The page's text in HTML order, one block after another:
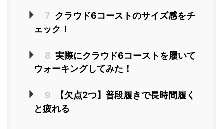
7 クラウド6コーストのサイズ感をチ
ェック！
8 実際にクラウド6コーストを履いて
ウォーキングしてみた！
9
【欠点2つ】普段履きで長時間履く
と疲れる